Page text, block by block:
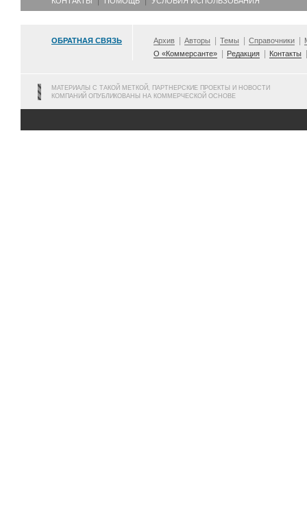
ОБРАТНАЯ СВЯЗЬ Архив Авторы Темы Справочники
О «Коммерсанте»
Редакция Контакты
МАТЕРИАЛЫ С ТАКОЙ МЕТКОЙ, ПАРТНЕРСКИЕ ПРОЕКТЫ И НОВОСТИ
КОМПАНИЙ ОПУБЛИКОВАНЫ НА КОММЕРЧЕСКОЙ ОСНОВЕ